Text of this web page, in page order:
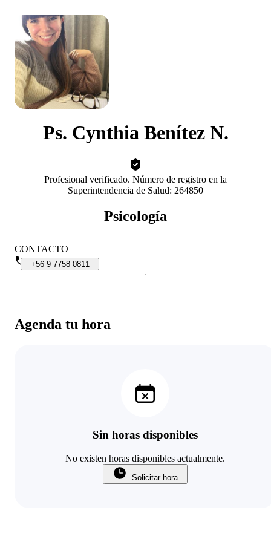
Ps. Cynthia Benítez N.
Profesional verificado. Número de registro en la
Superintendencia de Salud: 264850
Psicología
Agenda tu hora
Sin horas disponibles
No existen horas disponibles actualmente.
Solicitar hora
CONTACTO
+56 9 7758 0811